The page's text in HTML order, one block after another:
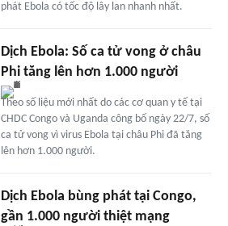
phát Ebola có tốc độ lây lan nhanh nhất.
Dịch Ebola: Số ca tử vong ở châu
Phi tăng lên hơn 1.000 người
Theo số liệu mới nhất do các cơ quan y tế tại
CHDC Congo và Uganda công bố ngày 22/7, số
ca tử vong vì virus Ebola tại châu Phi đã tăng
lên hơn 1.000 người.
Dịch Ebola bùng phát tại Congo,
gần 1.000 người thiệt mạng